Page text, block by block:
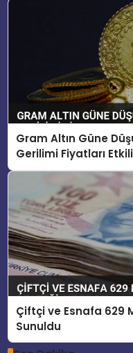
Gram Altın Güne
Gerilimi Fiyatları
Çiftçi ve Esnafa 629
Sunuldu